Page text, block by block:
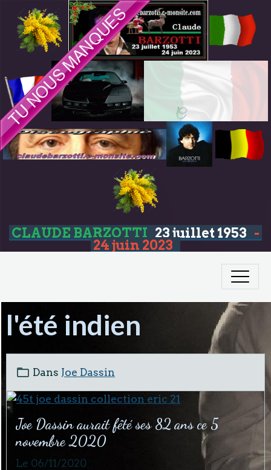
CLAUDE BARZOTTI 23 juillet 1953 -
24 juin 2023
l'été indien
Dans Joe Dassin
Joe Dassin aurait fêté ses 82 ans ce 5
novembre 2020
Le 06/11/2020